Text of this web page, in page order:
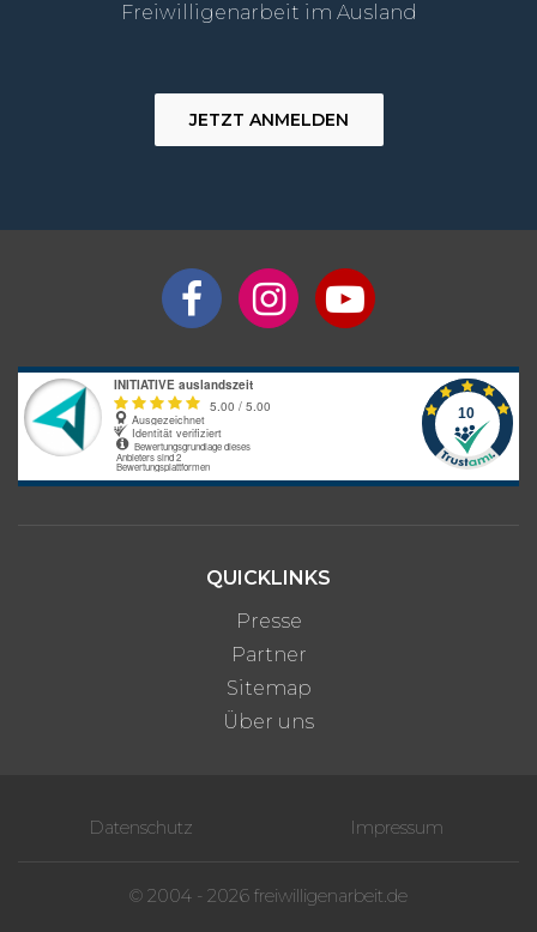
Freiwilligenarbeit im Ausland
JETZT ANMELDEN
QUICKLINKS
Presse
Partner
Sitemap
Über uns
Datenschutz Impressum
© 2004 - 2026 freiwilligenarbeit.de